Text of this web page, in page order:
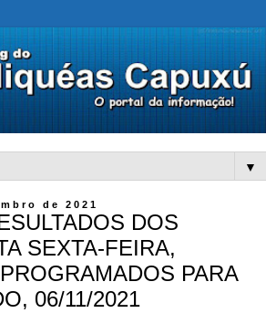
▼
de 2021
DOS
SEXTA-FEIRA,
PARA
06/11/2021